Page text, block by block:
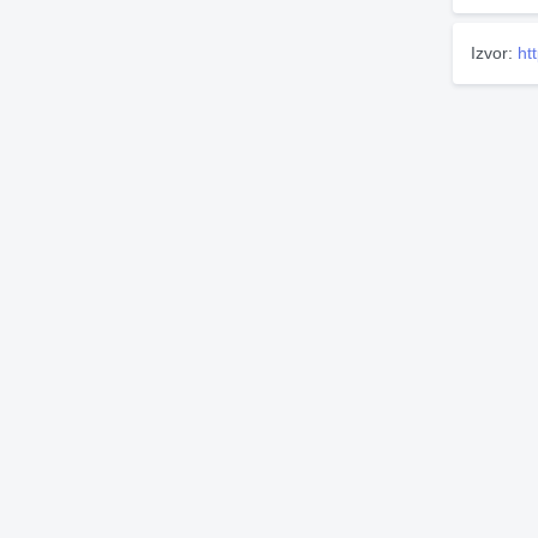
Izvor: